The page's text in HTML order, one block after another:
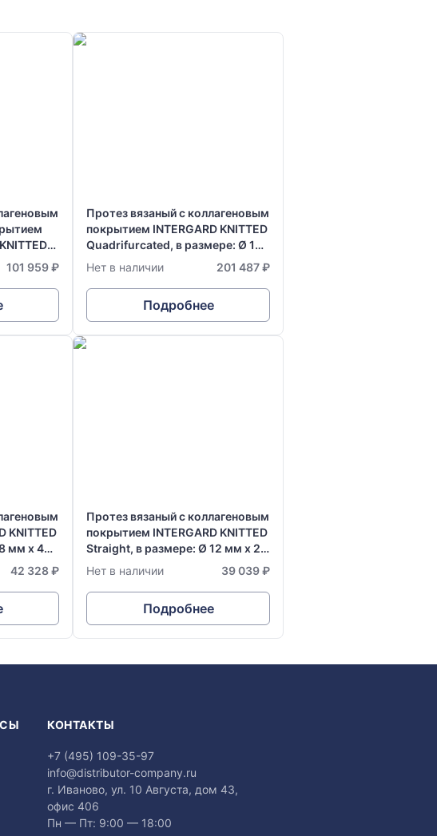
Ø 14-7 мм
101 959 ₽
Протез вязаный с коллагеновым
покрытием INTERGARD KNITTED
Quadrifurcated, в размере: Ø 16-
8-8 мм х 15-35-34 см
Нет в наличии 201 487 ₽
Подробнее
KNITTED
мм х 40
42 328 ₽
Протез вязаный с коллагеновым
покрытием INTERGARD KNITTED
Straight, в размере: Ø 12 мм х 20
см
Нет в наличии 39 039 ₽
Подробнее
КОНТАКТЫ
+7 (495) 109-35-97
info@distributor-company.ru
г. Иваново, ул. 10 Августа, дом 43,
офис 406
Пн — Пт: 9:00 — 18:00